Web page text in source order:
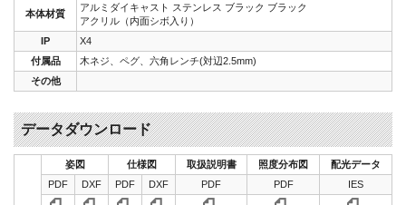
本体材質
アルミダイキャスト ステンレス ブラック ブラック
アクリル（内面シボ入り）
IP
X4
付属品
木ネジ、ペグ、六角レンチ(対辺2.5mm)
その他
データダウンロード
姿図 仕様図 取扱説明書 照度分布図
配光データ
PDF
DXF PDF DXF PDF PDF IES